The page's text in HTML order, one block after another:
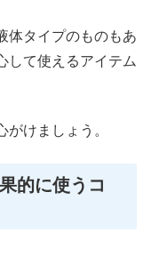
体タイプのものもあ
して使えるアイテム
けましょう。
的に使うコ